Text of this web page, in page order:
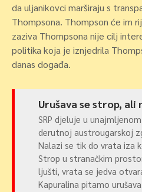
da uljanikovci marširaju s
Thompsona. Thompson će im
zaziva Thompsona nije cilj
politika koja je iznjedrila
danas događa.
Urušava se strop, ali
SRP djeluje u
derutnoj austrougarskoj
Nalazi se tik do vrata iza
Strop u stranačkim
ljušti, vrata se jedva
Kapuralina pitamo